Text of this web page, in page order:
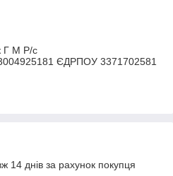
Г М Р/c
ЄДРПОУ 3371702581
14 днів за рахунок покупця